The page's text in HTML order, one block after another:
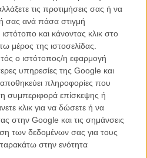
τις προτιμήσεις σας ή να
σας ανά πάσα στιγμή
και κάνοντας κλικ στο
μέρος της ιστοσελίδας.
ο ιστότοπος/η εφαρμογή
υπηρεσίες της Google και
αποθηκεύει πληροφορίες που
συμπεριφορά επίσκεψης ή
κλικ για να δώσετε ή να
στην Google και τις σημάνσεις
των δεδομένων σας για τους
στην ενότητα